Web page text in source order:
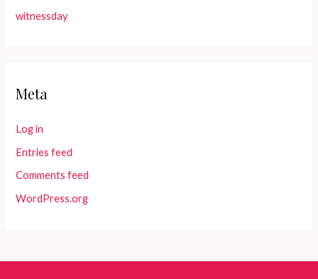
witnessday
Meta
Log in
Entries feed
Comments feed
WordPress.org